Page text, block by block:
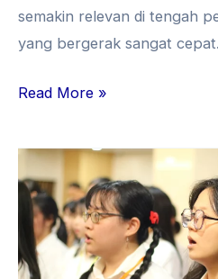
semakin relevan di tengah
yang bergerak sangat
Read More »
Kenapa
Masa
Orientasi
Selalu
Penting?